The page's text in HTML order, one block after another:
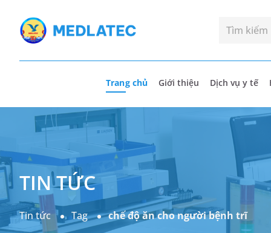
Trang chủ Giới thiệu Dịch vụ y tế
TIN TỨC
Tin tức Tag chế độ ăn cho người bệnh trĩ